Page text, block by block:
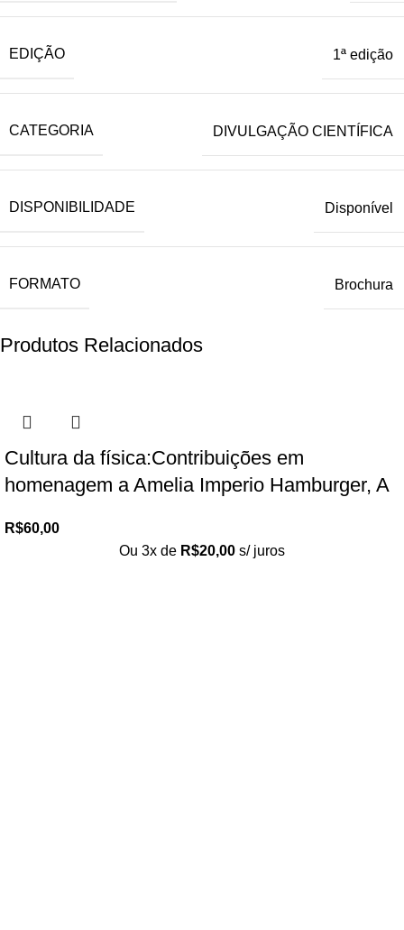
EDIÇÃO 1ª edição
CATEGORIA DIVULGAÇÃO CIENTÍFICA
DISPONIBILIDADE Disponível
FORMATO Brochura
Produtos Relacionados
Cultura da física:Contribuições em
homenagem a Amelia Imperio Hamburger, A
R$60,00
Ou 3x de R$20,00 s/ juros